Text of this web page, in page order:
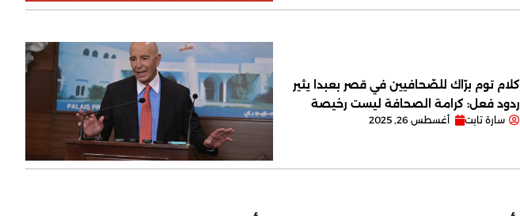
كلام توم برّاك للصّحافيين في قصر بعبدا يثير
ردود فعل: كرامة الصحافة ليست رخيصة
سارة تابت أغسطس 26, 2025